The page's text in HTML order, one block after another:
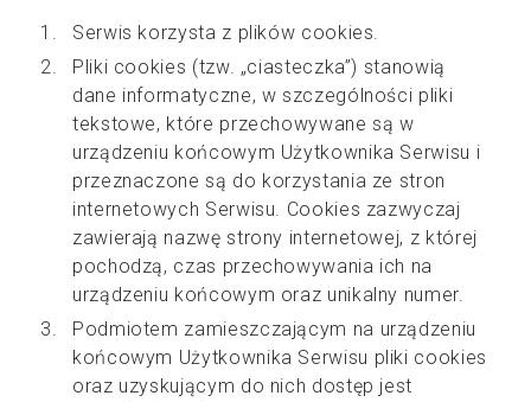
Serwis korzysta z plików cookies.
Pliki cookies (tzw. „ciasteczka”) stanowią
dane informatyczne, w szczególności pliki
tekstowe, które przechowywane są w
urządzeniu końcowym Użytkownika Serwisu i
przeznaczone są do korzystania ze stron
internetowych Serwisu. Cookies zazwyczaj
zawierają nazwę strony internetowej, z której
pochodzą, czas przechowywania ich na
urządzeniu końcowym oraz unikalny numer.
Podmiotem zamieszczającym na urządzeniu
końcowym Użytkownika Serwisu pliki cookies
oraz uzyskującym do nich dostęp jest